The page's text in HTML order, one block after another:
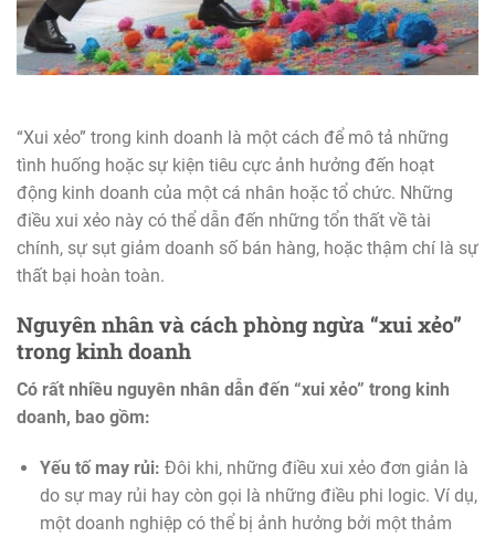
“Xui xẻo” trong kinh doanh là một cách để mô tả những
tình huống hoặc sự kiện tiêu cực ảnh hưởng đến hoạt
động kinh doanh của một cá nhân hoặc tổ chức. Những
điều xui xẻo này có thể dẫn đến những tổn thất về tài
chính, sự sụt giảm doanh số bán hàng, hoặc thậm chí là sự
thất bại hoàn toàn.
Nguyên nhân và cách phòng ngừa “xui xẻo”
trong kinh doanh
Có rất nhiều nguyên nhân dẫn đến “xui xẻo” trong kinh
doanh, bao gồm:
Yếu tố may rủi: Đôi khi, những điều xui xẻo đơn giản là
do sự may rủi hay còn gọi là những điều phi logic. Ví dụ,
một doanh nghiệp có thể bị ảnh hưởng bởi một thảm